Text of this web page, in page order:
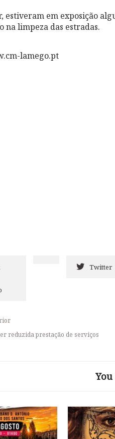
estiveram em exposição
na limpeza das estradas.
lamego.pt
Twitter
reduzida prestação de serviços